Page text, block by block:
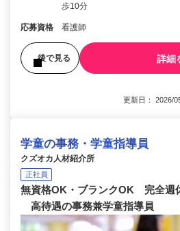
歩10分
応募資格 看護師
後で見る 詳細
更新日： 2026/
学童の事務・学童指導員
クズオカ人材紹介所
正社員
無資格OK・ブランクOK 完全週
高待遇の事務兼学童指導員